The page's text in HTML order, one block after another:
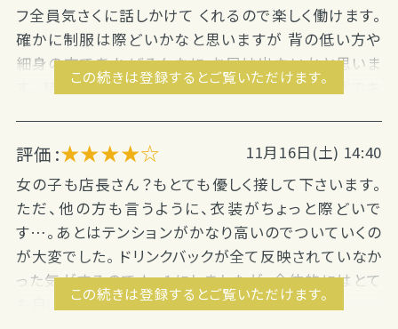
フ全員気さくに話しかけて くれるので楽しく働けます。
確かに制服は際どいかなと思いますが 背の低い方や
細身の方であればそんなに お尻は出ないかと思いま
す。 結構ウエストが緩めなので。 最初は暇で交代でキ
に悪くなかったです。 大体どこの卓でもドリンク頂けま
した。 ＧｏｏｇｌｅＭａｐが違いますが 「小悪魔ガールズ
ＵＥＮＯ」 で検索すると出ます。 「小悪魔ガールズ上
野」も出ますが こちらは違う住所な...
この続きは登録するとご覧いただけます。
評価 :★★★★☆
11月16日(土) 14:40
女の子も店長さん？もとても優しく接して下さいます。
ただ、他の方も言うように、衣装がちょっと際どいで
す…。あとはテンションがかなり高いのでついていくの
が大変でした。 ドリンクバックが全て反映されていなか
った気がするので★−１にしましたが、全体的にはとて
も良いお店だと思いました。 機会があれば是...
この続きは登録するとご覧いただけます。